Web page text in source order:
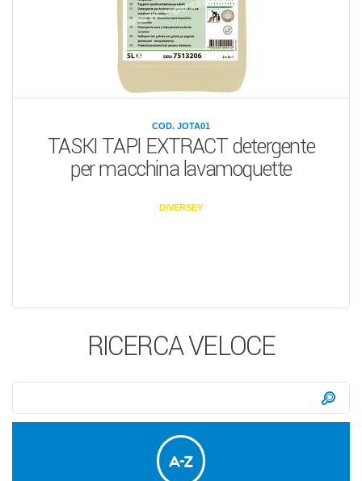
COD. JOTA01
TASKI TAPI EXTRACT detergente
per macchina lavamoquette
DIVERSEY
RICERCA VELOCE